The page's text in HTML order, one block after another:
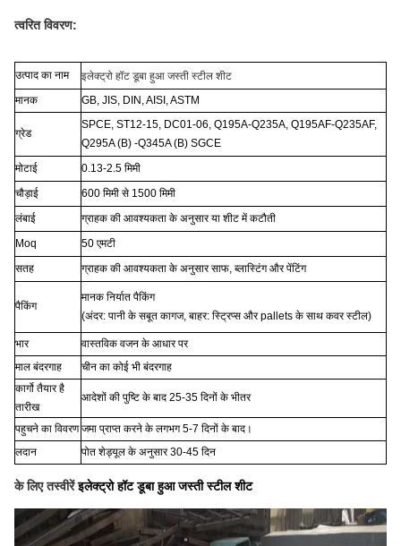
त्वरित विवरण:
उत्पाद का नाम
इलेक्ट्रो हॉट डूबा हुआ जस्ती स्टील शीट
मानक
GB, JIS, DIN, AISI, ASTM
ग्रेड
SPCE, ST12-15, DC01-06, Q195A-Q235A, Q195AF-Q235AF,
Q295A (B) -Q345A (B) SGCE
मोटाई
0.13-2.5 मिमी
चौड़ाई
600 मिमी से 1500 मिमी
लंबाई
ग्राहक की आवश्यकता के अनुसार या शीट में कटौती
Moq
50 एमटी
सतह
ग्राहक की आवश्यकता के अनुसार साफ, ब्लास्टिंग और पेंटिंग
पैकिंग
मानक निर्यात पैकिंग
(अंदर: पानी के सबूत कागज, बाहर: स्ट्रिप्स और pallets के साथ कवर स्टील)
भार
वास्तविक वजन के आधार पर
माल बंदरगाह
चीन का कोई भी बंदरगाह
कार्गो तैयार है
तारीख
आदेशों की पुष्टि के बाद 25-35 दिनों के भीतर
पहुचने का विवरण जमा प्राप्त करने के लगभग 5-7 दिनों के बाद।
लदान
पोत शेड्यूल के अनुसार 30-45 दिन
के लिए तस्वीरेंइलेक्ट्रो हॉट डूबा हुआ जस्ती स्टील शीट